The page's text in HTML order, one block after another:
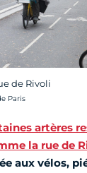
de Rivoli
Paris
artères
la rue de
aux vélos,